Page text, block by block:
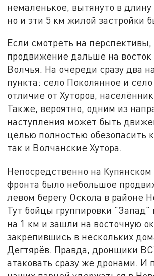
немаленькое, вытянуто в
но и эти 5 км жилой застройки
Если смотреть на перспективы,
продвижение дальше на восток
Волчья. На очереди сразу два
пункта: село Поколянное и
отличие от Хуторов,
Также, вероятно, одним из
наступления может быть
целью полностью обезопасить
так и Волчанские Хутора.
Непосредственно на Купянском
фронта было небольшое
левом берегу Оскола в районе
Тут бойцы группировки "Запад"
на 1 км и зашли на восточную
закрепившись в нескольких
Дегтярёв. Правда, дронщики
атаковать сразу же дронами. И